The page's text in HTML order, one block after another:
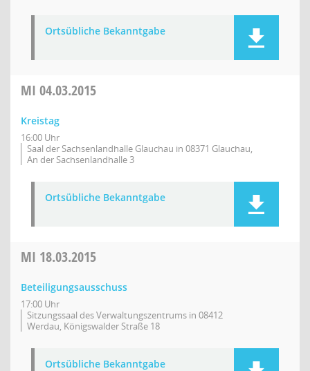
Ortsübliche Bekanntgabe
MI 04.03.2015
Kreistag
16:00 Uhr
Saal der Sachsenlandhalle Glauchau in 08371 Glauchau,
An der Sachsenlandhalle 3
Ortsübliche Bekanntgabe
MI 18.03.2015
Beteiligungsausschuss
17:00 Uhr
Sitzungssaal des Verwaltungszentrums in 08412
Werdau, Königswalder Straße 18
Ortsübliche Bekanntgabe